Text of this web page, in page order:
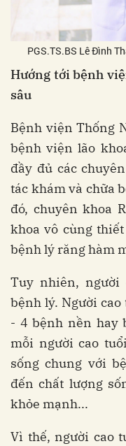
PGS.TS.BS Lê Đình
Hướng tới bệnh
sâu
Bệnh viện Thống
bệnh viện lão
đầy đủ các
tác khám và chữa
đó, chuyên khoa
khoa vô cùng
bệnh lý răng hàm
Tuy nhiên, người
bệnh lý. Người
- 4 bệnh nền hay
mỗi người cao
sống chung với
đến chất lượng
khỏe mạnh...
Vì thế, người cao